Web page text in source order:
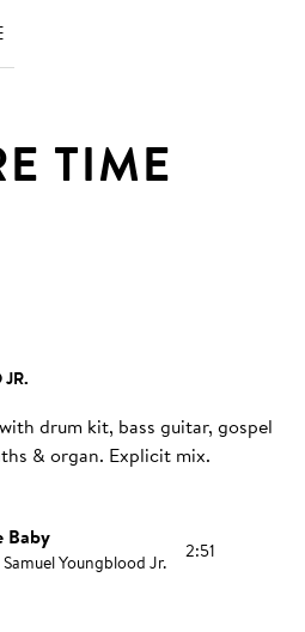
TIME
drum kit, bass guitar, gospel
& organ. Explicit mix.
Baby
Youngblood Jr. 2:51